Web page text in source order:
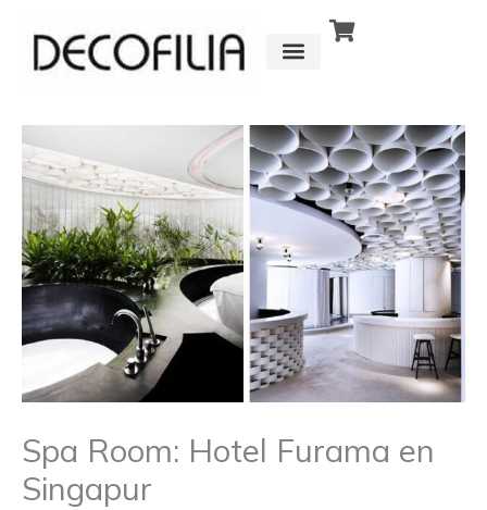
contenido
Spa Room: Hotel Furama en
Singapur